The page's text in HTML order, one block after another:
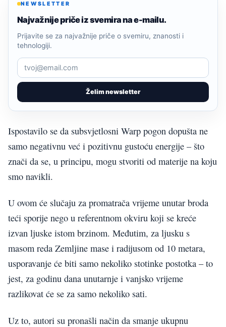
NEWSLETTER
Najvažnije priče iz svemira na e-mailu.
Želim newsletter
Prijavite se za najvažnije priče o svemiru, znanosti i
tehnologiji.
Ispostavilo se da subsvjetlosni Warp pogon dopušta ne
samo negativnu već i pozitivnu gustoću energije – što
znači da se, u principu, mogu stvoriti od materije na koju
smo navikli.
U ovom će slučaju za promatrača vrijeme unutar broda
teći sporije nego u referentnom okviru koji se kreće
izvan ljuske istom brzinom. Međutim, za ljusku s
masom reda Zemljine mase i radijusom od 10 metara,
usporavanje će biti samo nekoliko stotinke postotka – to
jest, za godinu dana unutarnje i vanjsko vrijeme
razlikovat će se za samo nekoliko sati.
Uz to, autori su pronašli način da smanje ukupnu